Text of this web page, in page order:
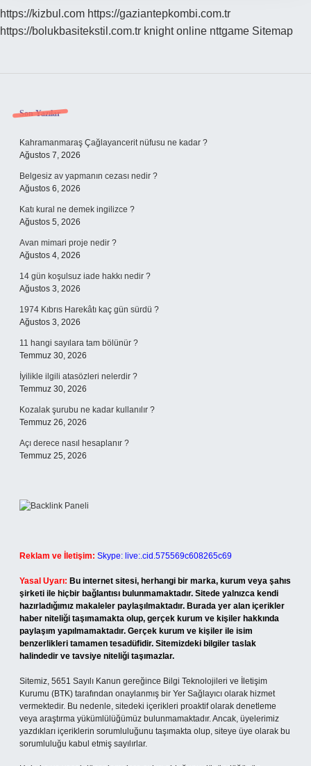
https://kizbul.com https://gaziantepkombi.com.tr
https://bolukbasitekstil.com.tr knight online nttgame Sitemap
Sidebar
Son Yazılar
Kahramanmaraş Çağlayancerit nüfusu ne kadar ?
Ağustos 7, 2026
Belgesiz av yapmanın cezası nedir ?
Ağustos 6, 2026
Katı kural ne demek ingilizce ?
Ağustos 5, 2026
Avan mimari proje nedir ?
Ağustos 4, 2026
14 gün koşulsuz iade hakkı nedir ?
Ağustos 3, 2026
1974 Kıbrıs Harekâtı kaç gün sürdü ?
Ağustos 3, 2026
11 hangi sayılara tam bölünür ?
Temmuz 30, 2026
İyilikle ilgili atasözleri nelerdir ?
Temmuz 30, 2026
Kozalak şurubu ne kadar kullanılır ?
Temmuz 26, 2026
Açı derece nasıl hesaplanır ?
Temmuz 25, 2026
Reklam ve İletişim: Skype: live:.cid.575569c608265c69
Yasal Uyarı: Bu internet sitesi, herhangi bir marka, kurum veya şahıs
şirketi ile hiçbir bağlantısı bulunmamaktadır. Sitede yalnızca kendi
hazırladığımız makaleler paylaşılmaktadır. Burada yer alan içerikler
haber niteliği taşımamakta olup, gerçek kurum ve kişiler hakkında
paylaşım yapılmamaktadır. Gerçek kurum ve kişiler ile isim
benzerlikleri tamamen tesadüfidir. Sitemizdeki bilgiler taslak
halindedir ve tavsiye niteliği taşımazlar.
Sitemiz, 5651 Sayılı Kanun gereğince Bilgi Teknolojileri ve İletişim
Kurumu (BTK) tarafından onaylanmış bir Yer Sağlayıcı olarak hizmet
vermektedir. Bu nedenle, sitedeki içerikleri proaktif olarak denetleme
veya araştırma yükümlülüğümüz bulunmamaktadır. Ancak, üyelerimiz
yazdıkları içeriklerin sorumluluğunu taşımakta olup, siteye üye olarak bu
sorumluluğu kabul etmiş sayılırlar.